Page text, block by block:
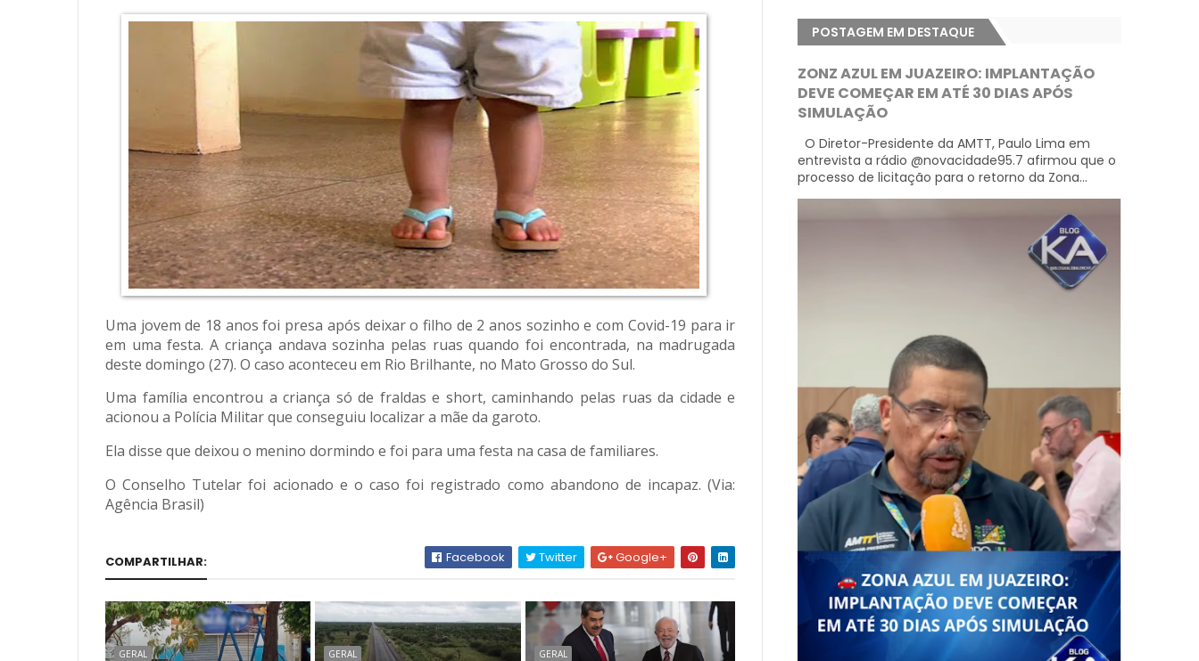
Uma jovem de 18 anos foi presa após deixar o filho de 2 anos sozinho e com Covid-19 para ir
em uma festa. A criança andava sozinha pelas ruas quando foi encontrada, na madrugada
deste domingo (27). O caso aconteceu em Rio Brilhante, no Mato Grosso do Sul.
Uma família encontrou a criança só de fraldas e short, caminhando pelas ruas da cidade e
acionou a Polícia Militar que conseguiu localizar a mãe da garoto.
Ela disse que deixou o menino dormindo e foi para uma festa na casa de familiares.
O Conselho Tutelar foi acionado e o caso foi registrado como abandono de incapaz. (Via:
Agência Brasil)
COMPARTILHAR: Facebook Twitter Google+
GERAL GERAL GERAL
POSTAGEM EM DESTAQUE
ZONZ AZUL EM JUAZEIRO: IMPLANTAÇÃO
DEVE COMEÇAR EM ATÉ 30 DIAS APÓS
SIMULAÇÃO
O Diretor-Presidente da AMTT, Paulo Lima em
entrevista a rádio @novacidade95.7 afirmou que o
processo de licitação para o retorno da Zona...